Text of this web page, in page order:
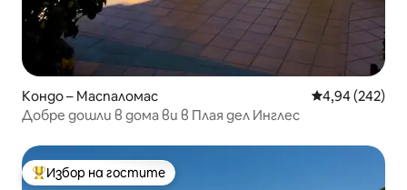
Кондо – Маспаломас Средна
4,94 (242)
Добре дошли в дома ви в Плая дел Инглес
Най-популярен избор на гостите
Избор на гостите